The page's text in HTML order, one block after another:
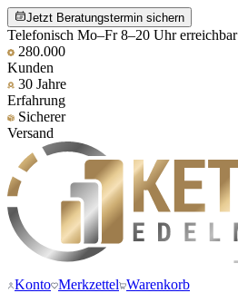
Jetzt Beratungstermin sichern
Telefonisch Mo–Fr 8–20 Uhr erreichbar
280.000
Kunden
30 Jahre
Erfahrung
Sicherer
Versand
Konto Merkzettel Warenkorb